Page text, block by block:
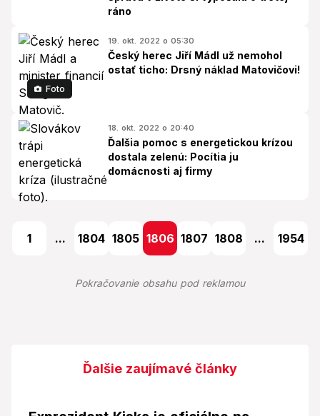
ráno
Foto
19. okt. 2022 o 05:30
Český herec Jiří Mádl už nemohol
ostať ticho: Drsný náklad Matovičovi!
18. okt. 2022 o 20:40
Ďalšia pomoc s energetickou krízou
dostala zelenú: Pocítia ju
domácnosti aj firmy
1 ... 1804 1805 1806 1807 1808 ... 1954
Pokračovanie obsahu pod reklamou
Ďalšie zaujímavé články